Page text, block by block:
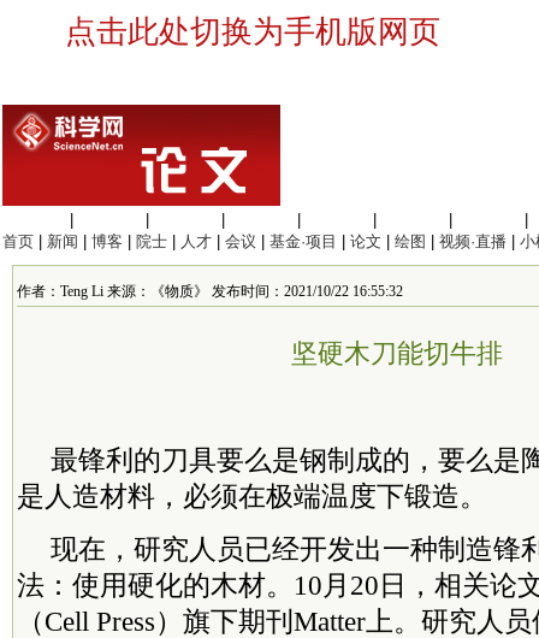
点击此处切换为手机版网页
首页
新闻 博客 院士 人才 会议 基金·项目 论文 绘图 视频·直播 小
作者：Teng Li 来源：《物质》 发布时间：2021/10/22 16:55:32
坚硬木刀能切牛排
最锋利的刀具要么是钢制成的，要么是
是人造材料，必须在极端温度下锻造。
现在，研究人员已经开发出一种制造锋
法：使用硬化的木材。10月20日，相关论
（Cell Press）旗下期刊Matter上。研究人